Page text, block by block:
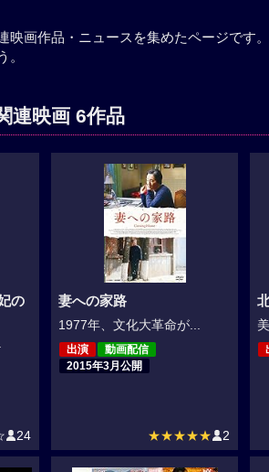
映画作品・ニュースを集めたページです
。
連映画 6作品
の
24
妻への家路
1977年、文化大革命が...
出演
動画配信
2015年3月公開
★★★★★ 2